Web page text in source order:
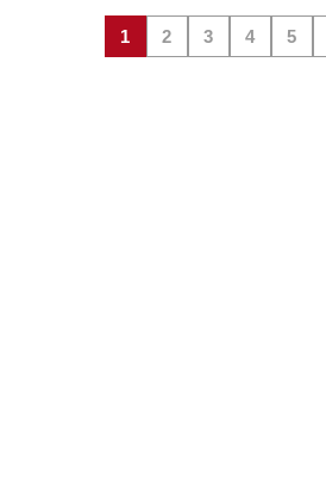
1 2 3 4 5